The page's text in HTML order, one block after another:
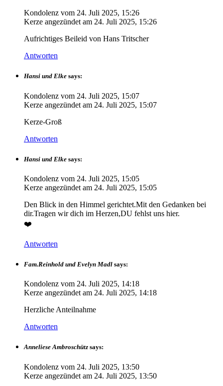
Kondolenz vom 24. Juli 2025, 15:26
Kerze angezündet am 24. Juli 2025, 15:26
Aufrichtiges Beileid von Hans Tritscher
Antworten
Hansi und Elke says:
Kondolenz vom 24. Juli 2025, 15:07
Kerze angezündet am 24. Juli 2025, 15:07
Kerze-Groß
Antworten
Hansi und Elke says:
Kondolenz vom 24. Juli 2025, 15:05
Kerze angezündet am 24. Juli 2025, 15:05
Den Blick in den Himmel gerichtet.Mit den Gedanken bei
dir.Tragen wir dich im Herzen,DU fehlst uns hier.
❤️
Antworten
Fam.Reinhold und Evelyn Madl says:
Kondolenz vom 24. Juli 2025, 14:18
Kerze angezündet am 24. Juli 2025, 14:18
Herzliche Anteilnahme
Antworten
Anneliese Ambroschütz says:
Kondolenz vom 24. Juli 2025, 13:50
Kerze angezündet am 24. Juli 2025, 13:50